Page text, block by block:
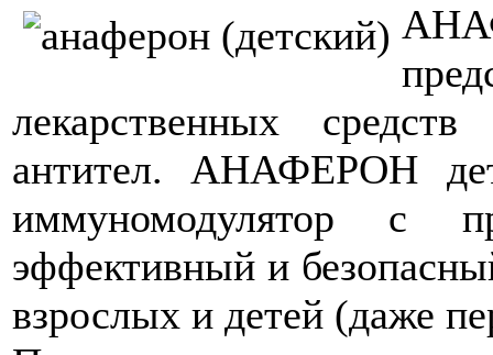
лекарственных
антител. АНАФЕРОН
иммуномодулятор с
эффективный и
взрослых и детей (даже